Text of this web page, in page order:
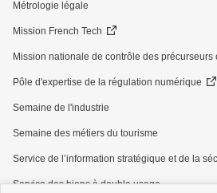
Métrologie légale
Mission French Tech
Mission nationale de contrôle des précurseurs
Pôle d'expertise de la régulation numérique
Semaine de l'industrie
Semaine des métiers du tourisme
Service de l’information stratégique et de la
Service des biens à double usage